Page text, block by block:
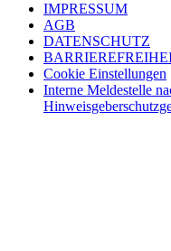
IMPRESSUM
AGB
DATENSCHUTZ
Cookie Einstellungen
Interne Meldestelle